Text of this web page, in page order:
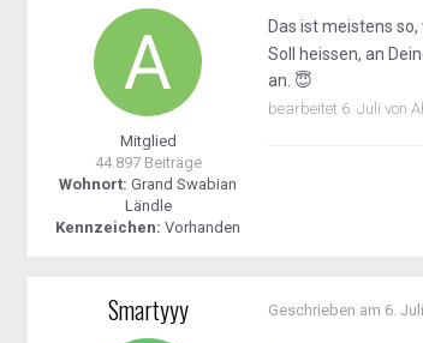
Mitglied
44.897 Beiträge
Wohnort: Grand Swabian
Ländle
Kennzeichen: Vorhanden
Das ist meistens
Soll heissen, an
an. 😇
bearbeitet 6. Juli von
Smartyyy Geschrieben am 6. Juli